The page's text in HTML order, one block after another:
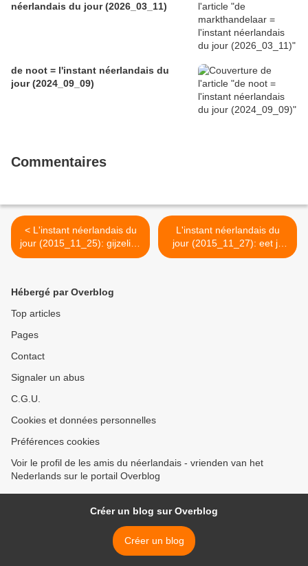
néerlandais du jour (2026_03_11)
de noot = l'instant néerlandais du
jour (2024_09_09)
Commentaires
< L'instant néerlandais du
jour (2015_11_25): gijzeling
in Roubaix
L'instant néerlandais du
jour (2015_11_27): eet je
vis? >
Hébergé par Overblog
Top articles
Pages
Contact
Signaler un abus
C.G.U.
Cookies et données personnelles
Préférences cookies
Voir le profil de les amis du néerlandais - vrienden van het
Nederlands sur le portail Overblog
Créer un blog sur Overblog
Créer un blog